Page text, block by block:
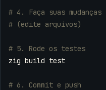
# 4. Faça suas mudanças
# (edite arquivos)
# 5. Rode os testes
zig build test
# 6. Commit e push